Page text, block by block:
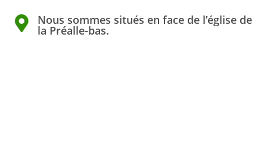
Nous sommes situés en face de l’église de
la Préalle-bas.